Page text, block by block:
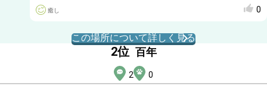
癒し 0
この場所について詳しく見る
2位 百年
2 0